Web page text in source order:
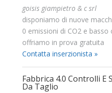
goisis giampietro & c srl
disponiamo di nuove
0 emissioni di CO2 e
offriamo in prova gratuita
Contatta inserzionista »
Fabbrica 4.0 Controlli E
Da Taglio